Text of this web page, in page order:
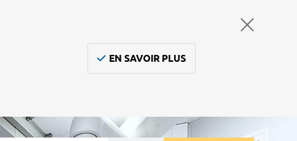
EN SAVOIR PLUS